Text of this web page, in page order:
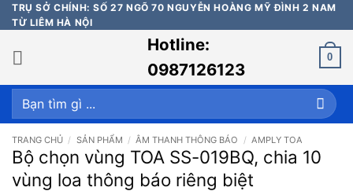
Bỏ
qua
nội
dung
TRỤ SỞ CHÍNH: SỐ 27 NGÕ 70 NGUYỄN HOÀNG MỸ ĐÌNH 2 NAM
TỪ LIÊM HÀ NỘI
Hotline:
0987126123
0
Tìm
kiếm:
TRANG CHỦ / SẢN PHẨM / ÂM THANH THÔNG BÁO / AMPLY TOA
Bộ chọn vùng TOA SS-019BQ, chia 10
vùng loa thông báo riêng biệt